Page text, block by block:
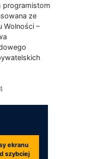
programistom
ze
Wolności –
ekranu
szybciej